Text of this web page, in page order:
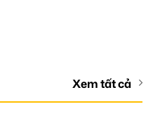
Xem tất cả